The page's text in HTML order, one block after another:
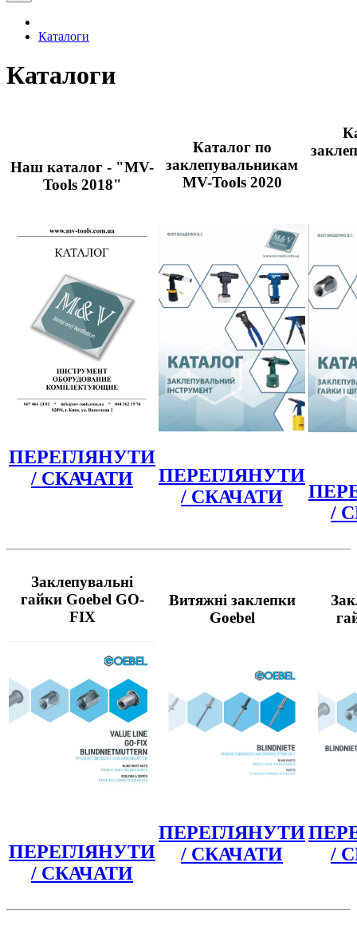
Каталоги
Каталоги
Наш каталог - "MV-
Tools 2018"
ПЕРЕГЛЯНУТИ
/ СКАЧАТИ
Каталог по
заклепувальникам
MV-Tools 2020
ПЕРЕГЛЯНУТИ
/ СКАЧАТИ
/
Заклепувальні
гайки Goebel GO-
FIX
ПЕРЕГЛЯНУТИ
/ СКАЧАТИ
Витяжні заклепки
Goebel
ПЕРЕГЛЯНУТИ
/ СКАЧАТИ
/